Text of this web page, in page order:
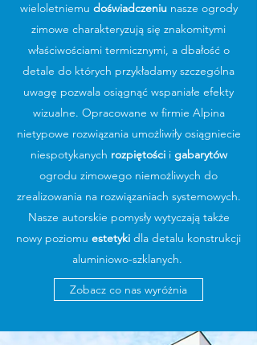
wieloletniemu doświadczeniu nasze ogrody
zimowe charakteryzują się znakomitymi
właściwościami termicznymi, a dbałość o
detale do których przykładamy szczególna
uwagę pozwala osiągnąć wspaniałe efekty
wizualne. Opracowane w firmie Alpina
nietypowe rozwiązania umożliwiły osiągniecie
niespotykanych rozpiętościi gabarytów
ogrodu zimowego niemożliwych do
zrealizowania na rozwiązaniach systemowych.
Nasze autorskie pomysły wytyczają także
nowy poziomu estetyki dla detalu konstrukcji
aluminiowo-szklanych.
Zobacz co nas wyróżnia